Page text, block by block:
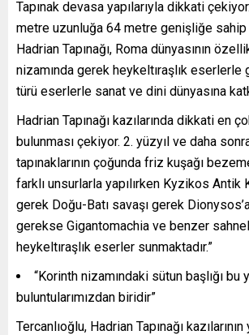
Tapınak devasa yapılarıyla dikkati
metre uzunluğa 64 metre genişliğe
Hadrian Tapınağı, Roma dünyasının
nizamında gerek heykeltıraşlık
türü eserlerle sanat ve dini dünyasına
Hadrian Tapınağı kazılarında dikkati en
bulunması çekiyor. 2. yüzyıl ve daha
tapınaklarının çoğunda friz kuşağı
farklı unsurlarla yapılırken Kyzikos Antik
gerek Doğu-Batı savaşı gerek
gerekse Gigantomachia ve benzer
heykeltıraşlık eserler sunmaktadır.”
“Korinth nizamındaki sütun başlığı bu
buluntularımızdan biridir”
Tercanlıoğlu, Hadrian Tapınağı kazılarının